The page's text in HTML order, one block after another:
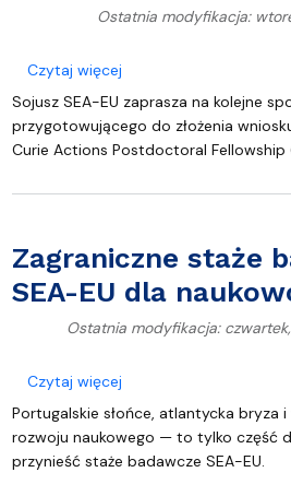
Ostatnia modyfikacja:
Czytaj więcejo Przygotowanie
Sojusz SEA-EU zaprasza na kolejne
przygotowującego do złożenia
Curie Actions Postdoctoral Fellowship
Zagraniczne staże
SEA-EU dla
Ostatnia modyfikacja:
Czytaj więcejo Zagraniczne staże
Portugalskie słońce, atlantycka bryza
rozwoju naukowego — to tylko część
przynieść staże badawcze SEA-EU.